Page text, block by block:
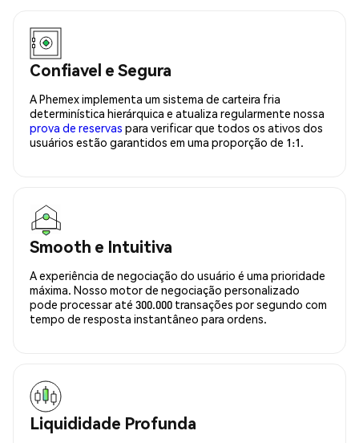
Confiavel e Segura
A Phemex implementa um sistema de carteira fria
determinística hierárquica e atualiza regularmente nossa
prova de reservas para verificar que todos os ativos dos
usuários estão garantidos em uma proporção de 1:1.
Smooth e Intuitiva
A experiência de negociação do usuário é uma prioridade
máxima. Nosso motor de negociação personalizado
pode processar até 300.000 transações por segundo com
tempo de resposta instantâneo para ordens.
Liquididade Profunda